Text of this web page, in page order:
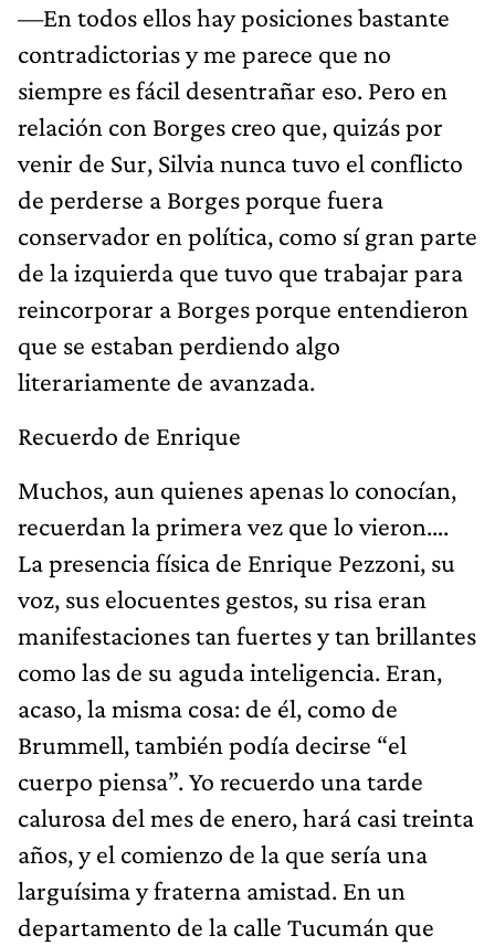
—En todos ellos hay posiciones bastante
contradictorias y me parece que no
siempre es fácil desentrañar eso. Pero en
relación con Borges creo que, quizás por
venir de Sur, Silvia nunca tuvo el conflicto
de perderse a Borges porque fuera
conservador en política, como sí gran parte
de la izquierda que tuvo que trabajar para
reincorporar a Borges porque entendieron
que se estaban perdiendo algo
literariamente de avanzada.
Recuerdo de Enrique
Muchos, aun quienes apenas lo conocían,
recuerdan la primera vez que lo vieron….
La presencia física de Enrique Pezzoni, su
voz, sus elocuentes gestos, su risa eran
manifestaciones tan fuertes y tan brillantes
como las de su aguda inteligencia. Eran,
acaso, la misma cosa: de él, como de
Brummell, también podía decirse “el
cuerpo piensa”. Yo recuerdo una tarde
calurosa del mes de enero, hará casi treinta
años, y el comienzo de la que sería una
larguísima y fraterna amistad. En un
departamento de la calle Tucumán que